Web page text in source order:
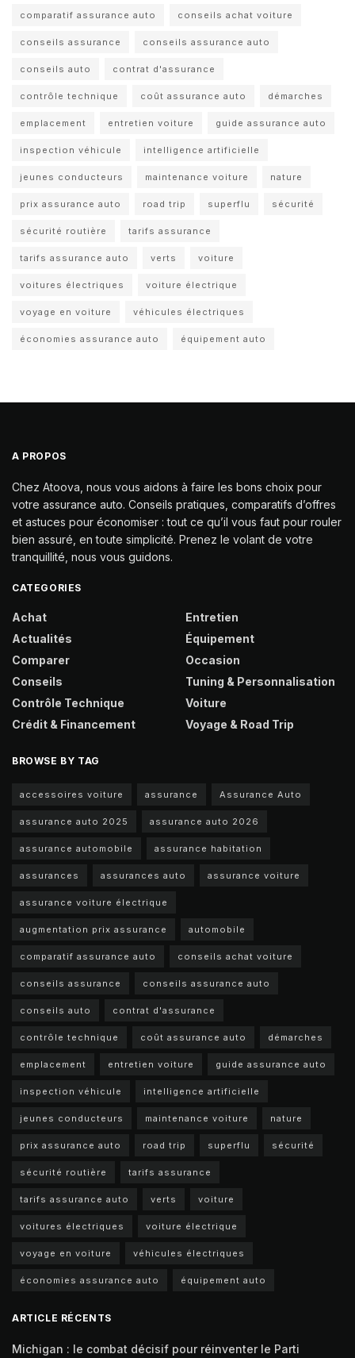
comparatif assurance auto conseils achat voiture
conseils assurance conseils assurance auto
conseils auto contrat d'assurance
contrôle technique coût assurance auto démarches
emplacement entretien voiture guide assurance auto
inspection véhicule intelligence artificielle
jeunes conducteurs maintenance voiture nature
prix assurance auto road trip superflu sécurité
sécurité routière tarifs assurance
tarifs assurance auto verts voiture
voitures électriques voiture électrique
voyage en voiture véhicules électriques
économies assurance auto équipement auto
A PROPOS
Chez Atoova, nous vous aidons à faire les bons choix pour
votre assurance auto. Conseils pratiques, comparatifs d’offres
et astuces pour économiser : tout ce qu’il vous faut pour rouler
bien assuré, en toute simplicité. Prenez le volant de votre
tranquillité, nous vous guidons.
CATEGORIES
Achat
Actualités
Comparer
Conseils
Contrôle Technique
Crédit & Financement
Entretien
Équipement
Occasion
Tuning & Personnalisation
Voiture
Voyage & Road Trip
BROWSE BY TAG
accessoires voiture assurance Assurance Auto
assurance auto 2025 assurance auto 2026
assurance automobile assurance habitation
assurances assurances auto assurance voiture
assurance voiture électrique
augmentation prix assurance automobile
comparatif assurance auto conseils achat voiture
conseils assurance conseils assurance auto
conseils auto contrat d'assurance
contrôle technique coût assurance auto démarches
emplacement entretien voiture guide assurance auto
inspection véhicule intelligence artificielle
jeunes conducteurs maintenance voiture nature
prix assurance auto road trip superflu sécurité
sécurité routière tarifs assurance
tarifs assurance auto verts voiture
voitures électriques voiture électrique
voyage en voiture véhicules électriques
économies assurance auto équipement auto
ARTICLE RÉCENTS
Michigan : le combat décisif pour réinventer le Parti